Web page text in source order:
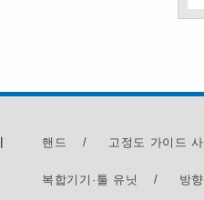
핸드 / 고정도 가이드
복합기기·툴 유닛 / 방